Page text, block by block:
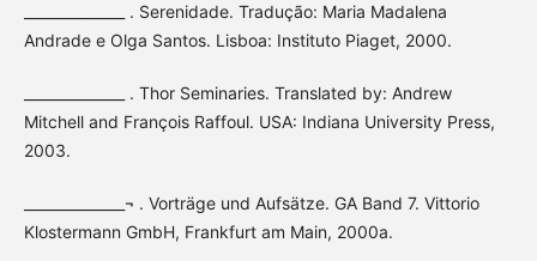
______________ . Serenidade. Tradução: Maria Madalena
Andrade e Olga Santos. Lisboa: Instituto Piaget, 2000.
______________ . Thor Seminaries. Translated by: Andrew
Mitchell and François Raffoul. USA: Indiana University Press,
2003.
______________¬ . Vorträge und Aufsätze. GA Band 7. Vittorio
Klostermann GmbH, Frankfurt am Main, 2000a.